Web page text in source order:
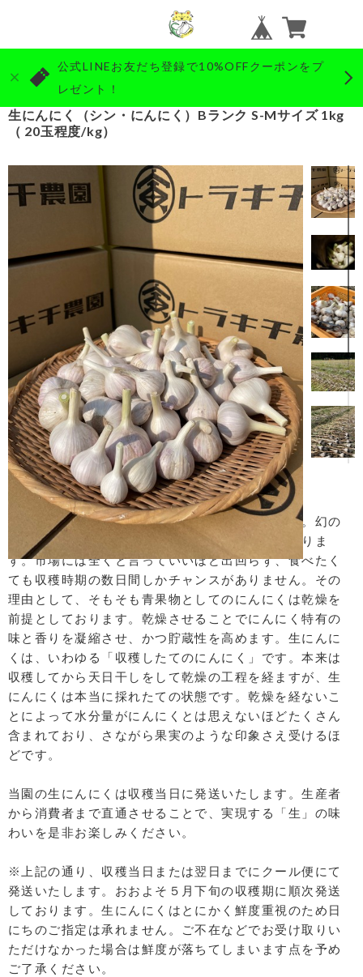
公式LINEお友だち登録で10%OFFクーポンをプ
レゼント！
生にんにく（シン・にんにく）Bランク S-Mサイズ 1kg
（ 20玉程度/kg）
「幻のにんにく」とまでいわれる「生にんにく」。幻の
といわれる所以は、絶対的な出荷量の少なさにありま
す。市場には全くと言っていいほど出回らず、食べたく
ても収穫時期の数日間しかチャンスがありません。その
理由として、そもそも青果物としてのにんにくは乾燥を
前提としております。乾燥させることでにんにく特有の
味と香りを凝縮させ、かつ貯蔵性を高めます。生にんに
くは、いわゆる「収穫したてのにんにく」です。本来は
収穫してから天日干しをして乾燥の工程を経ますが、生
にんにくは本当に採れたての状態です。乾燥を経ないこ
とによって水分量がにんにくとは思えないほどたくさん
含まれており、さながら果実のような印象さえ受けるほ
どです。
当園の生にんにくは収穫当日に発送いたします。生産者
から消費者まで直通させることで、実現する「生」の味
わいを是非お楽しみください。
※上記の通り、収穫当日または翌日までにクール便にて
発送いたします。おおよそ５月下旬の収穫期に順次発送
しております。生にんにくはとにかく鮮度重視のため日
にちのご指定は承れません。ご不在などでお受け取りい
ただけなかった場合は鮮度が落ちてしまいます点を予め
ご了承ください。